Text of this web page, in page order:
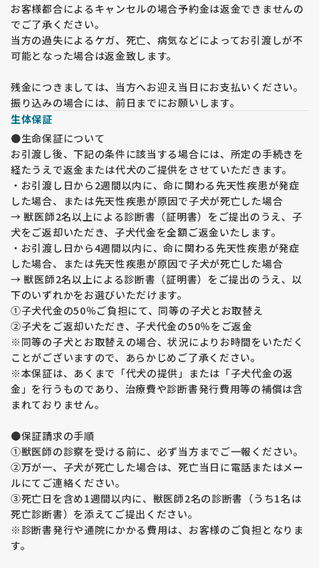
お客様都合によるキャンセルの場合予約金は返金できませんの
でご了承ください。
当方の過失によるケガ、死亡、病気などによってお引渡しが不
可能となった場合は返金致します。
残金につきましては、当方へお迎え当日にお支払いください。
振り込みの場合には、前日までにお願いします。
生体保証
●生命保証について
お引渡し後、下記の条件に該当する場合には、所定の手続きを
経たうえで返金または代犬のご提供をさせていただきます。
・お引渡し日から2週間以内に、命に関わる先天性疾患が発症
した場合、または先天性疾患が原因で子犬が死亡した場合
→ 獣医師2名以上による診断書（証明書）をご提出のうえ、子
犬をご返却いただき、子犬代金を全額ご返金いたします。
・お引渡し日から4週間以内に、命に関わる先天性疾患が発症
した場合、または先天性疾患が原因で子犬が死亡した場合
→ 獣医師2名以上による診断書（証明書）をご提出のうえ、以
下のいずれかをお選びいただけます。
①子犬代金の50％ご負担にて、同等の子犬とお取替え
②子犬をご返却いただき、子犬代金の50％をご返金
※同等の子犬とお取替えの場合、状況によりお時間をいただく
ことがございますので、あらかじめご了承ください。
※本保証は、あくまで「代犬の提供」または「子犬代金の返
金」を行うものであり、治療費や診断書発行費用等の補償は含
まれておりません。
●保証請求の手順
①獣医師の診察を受ける前に、必ず当方までご一報ください。
②万が一、子犬が死亡した場合は、死亡当日に電話またはメー
ルにてご連絡ください。
③死亡日を含め1週間以内に、獣医師2名の診断書（うち1名は
死亡診断書）を添えてご提出ください。
※診断書発行や通院にかかる費用は、お客様のご負担となりま
す。